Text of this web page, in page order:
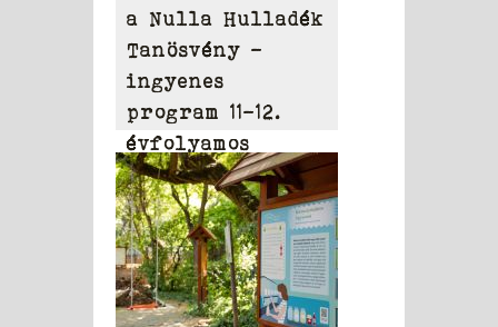
a Nulla Hulladék
Tanösvény –
ingyenes
program 11-12.
évfolyamos
diákoknak